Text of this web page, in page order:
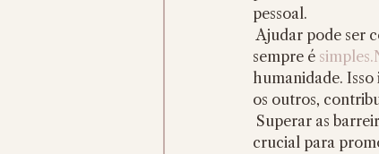
pessoal.
Ajudar pode ser complicado, pois as circunstâncias variam, e encontrar soluções eficazes nem
sempre é
humanidade.
os outros,
crucial para